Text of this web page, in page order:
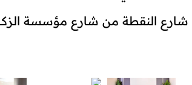
شارع النقطة من شارع مؤسسة